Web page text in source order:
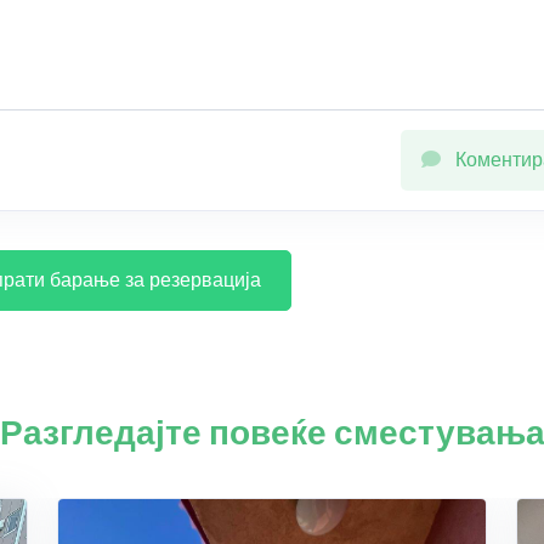
барање за резервација
Разгледајте повеќе сместувања